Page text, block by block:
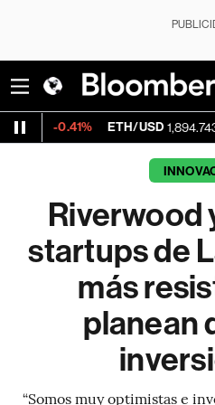
ETH/USD 1,894.743 -0.58%
Riverwood
startups de
más
planean
“Somos muy optimistas e